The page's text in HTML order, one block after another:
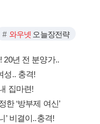
와우넷 오늘장전략
20년 전 분양가..
성.. 충격!
집마련!
한 ‘방부제 여신’
’ 비결이..충격!